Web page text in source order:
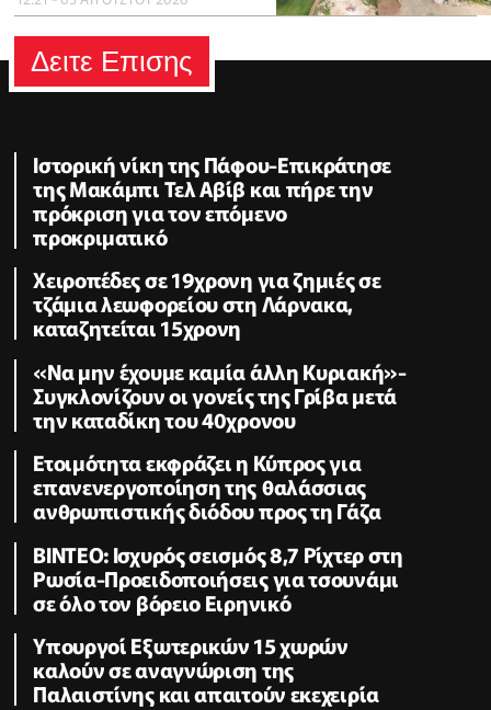
Δειτε Επισης
Ιστορική νίκη της Πάφου-Επικράτησε
της Μακάμπι Τελ Αβίβ και πήρε την
πρόκριση για τον επόμενο
προκριματικό
Χειροπέδες σε 19χρονη για ζημιές σε
τζάμια λεωφορείου στη Λάρνακα,
καταζητείται 15χρονη
«Να μην έχουμε καμία άλλη Κυριακή»-
Συγκλονίζουν οι γονείς της Γρίβα μετά
την καταδίκη του 40χρονου
Ετοιμότητα εκφράζει η Κύπρος για
επανενεργοποίηση της θαλάσσιας
ανθρωπιστικής διόδου προς τη Γάζα
ΒΙΝΤΕΟ: Ισχυρός σεισμός 8,7 Ρίχτερ στη
Ρωσία-Προειδοποιήσεις για τσουνάμι
σε όλο τον βόρειο Ειρηνικό
Υπουργοί Εξωτερικών 15 χωρών
καλούν σε αναγνώριση της
Παλαιστίνης και απαιτούν εκεχειρία